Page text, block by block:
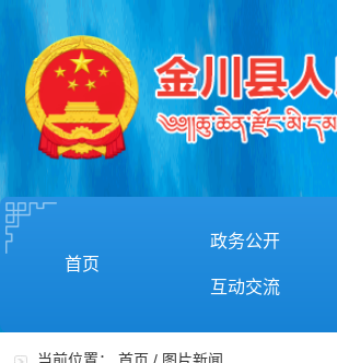
首页
政务公开
互动交流
当前位置：首页 / 图片新闻